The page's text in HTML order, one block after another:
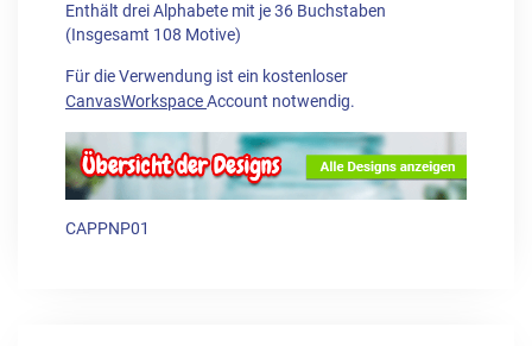
Enthält drei Alphabete mit je 36 Buchstaben
(Insgesamt 108 Motive)
Für die Verwendung ist ein kostenloser
CanvasWorkspaceAccount notwendig.
CAPPNP01